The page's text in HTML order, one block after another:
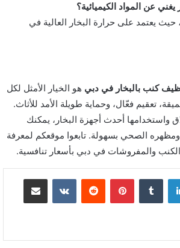
يعتمد على حرارة البخار العالية في
كنب بالبخار في دبي هو الخيار الأمثل لكل
تعقيم فعّال، وحماية طويلة الأمد للأثاث.
واستخدامها أحدث أجهزة البخار، يمكنك
الصحي بسهولة. تابعوا موقعكم لمعرفة
والمفروشات في دبي بأسعار تنافسية.
لينكدإن بينتيريست مشاركة عبر البريد